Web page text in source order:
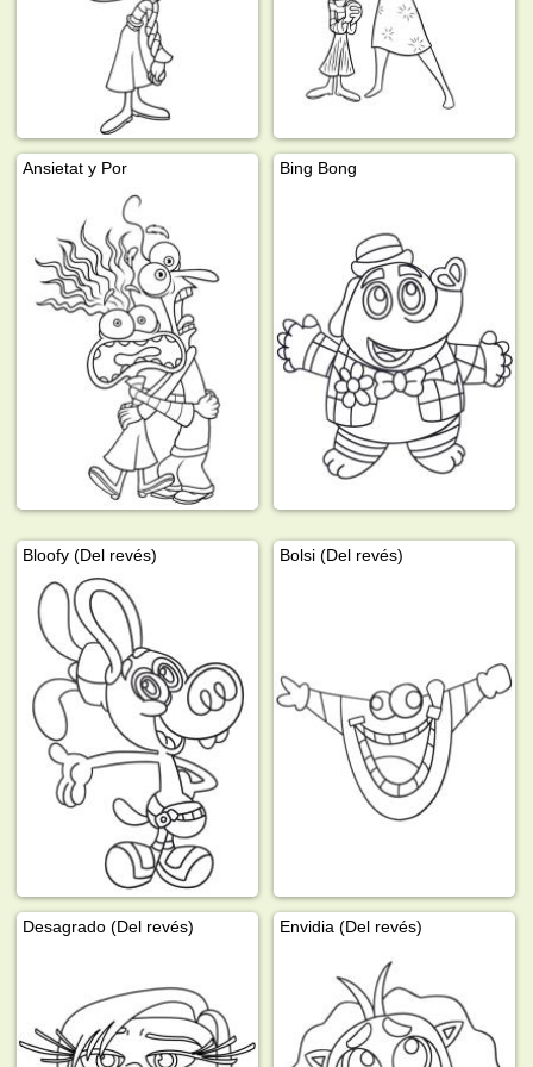
Ansietat y Por Bing Bong
Bloofy (Del revés) Bolsi (Del revés)
Desagrado (Del revés) Envidia (Del revés)